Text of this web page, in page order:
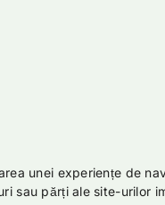
unei experiențe de
sau părți ale site-urilor